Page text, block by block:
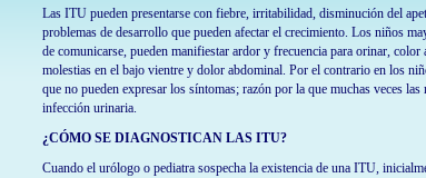
Las ITU pueden presentarse con fiebre, irritabilidad, disminución del
problemas de desarrollo que pueden afectar el crecimiento. Los niños
de comunicarse, pueden manifiestar ardor y frecuencia para orinar,
molestias en el bajo vientre y dolor abdominal. Por el contrario en los
que no pueden expresar los síntomas; razón por la que muchas veces
infección urinaria.
¿CÓMO SE DIAGNOSTICAN LAS ITU?
Cuando el urólogo o pediatra sospecha la existencia de una ITU,